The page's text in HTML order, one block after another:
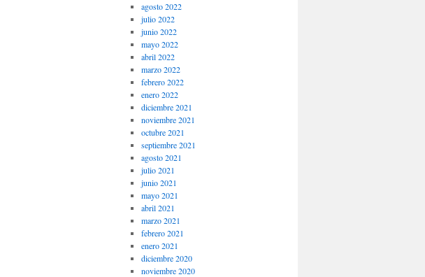
agosto 2022
julio 2022
junio 2022
mayo 2022
abril 2022
marzo 2022
febrero 2022
enero 2022
diciembre 2021
noviembre 2021
octubre 2021
septiembre 2021
agosto 2021
julio 2021
junio 2021
mayo 2021
abril 2021
marzo 2021
febrero 2021
enero 2021
diciembre 2020
noviembre 2020